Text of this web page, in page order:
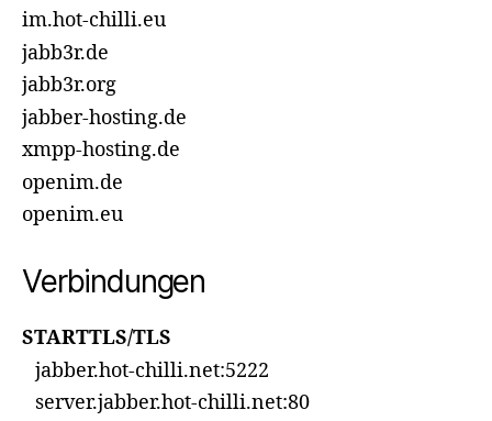
im.hot-chilli.eu
jabb3r.de
jabb3r.org
jabber-hosting.de
xmpp-hosting.de
openim.de
openim.eu
Verbindungen
STARTTLS/TLS
jabber.hot-chilli.net:5222
server.jabber.hot-chilli.net:80